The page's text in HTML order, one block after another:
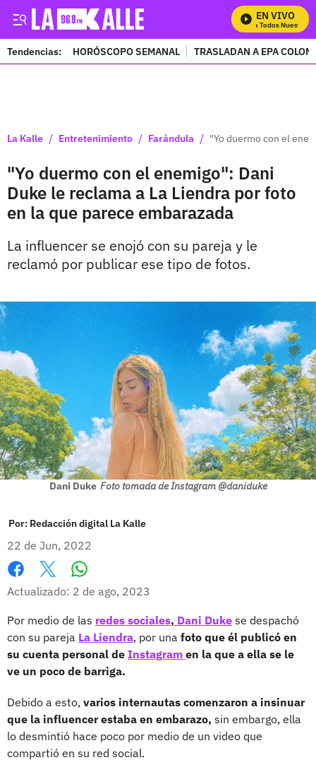
EN VIVO
Mira Todos Nuestros
Tendencias: HORÓSCOPO SEMANAL TRASLADAN A EPA
La Kalle / Entretenimiento / Farándula / "Yo duermo con el
"Yo duermo con el enemigo": Dani
Duke le reclama a La Liendra por foto
en la que parece embarazada
La influencer se enojó con su pareja y le
reclamó por publicar ese tipo de fotos.
Dani Duke Foto tomada de Instagram @daniduke
Por: Redacción digital La Kalle
22 de Jun, 2022
Facebook
X
Actualizado: 2 de ago, 2023
Por medio de las redes sociales, Dani Duke se despachó
con su pareja La Liendra, por una foto que él publicó en
su cuenta personal de Instagram en la que a ella se le
ve un poco de barriga.
Debido a esto, varios internautas comenzaron a insinuar
que la influencer estaba en embarazo, sin embargo, ella
lo desmintió hace poco por medio de un video que
compartió en su red social.